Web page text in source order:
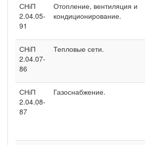
СНіП
2.04.05-
91
Отопление, вентиляция и
кондиционирование.
СНіП
2.04.07-
86
Тепловые сети.
СНіП
2.04.08-
87
Газоснабжение.